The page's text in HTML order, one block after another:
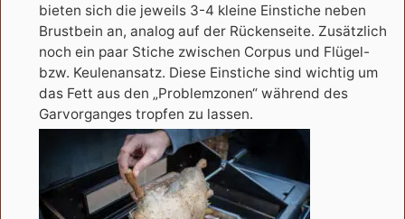
bieten sich die jeweils 3-4 kleine Einstiche neben
Brustbein an, analog auf der Rückenseite. Zusätzlich
noch ein paar Stiche zwischen Corpus und Flügel-
bzw. Keulenansatz. Diese Einstiche sind wichtig um
das Fett aus den „Problemzonen“ während des
Garvorganges tropfen zu lassen.